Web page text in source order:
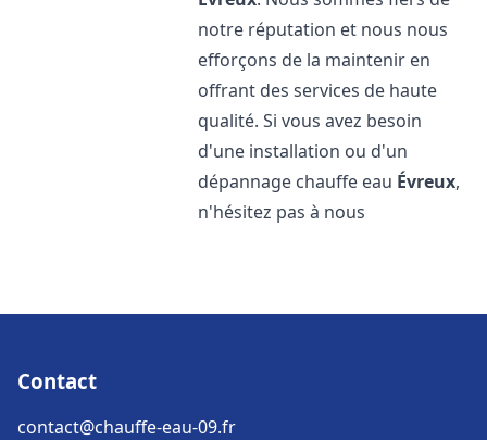
notre réputation et nous nous
efforçons de la maintenir en
offrant des services de haute
qualité. Si vous avez besoin
d'une installation ou d'un
dépannage chauffe eau Évreux,
n'hésitez pas à nous
Contact
contact@chauffe-eau-09.fr